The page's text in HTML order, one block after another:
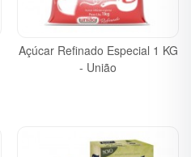
Açúcar Refinado Especial 1 KG
- União